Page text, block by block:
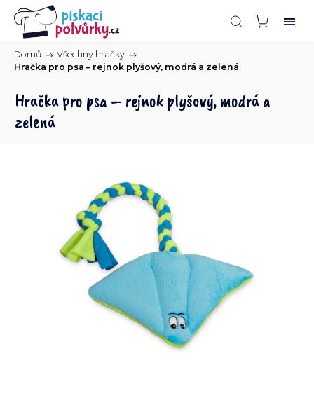
Domů / Všechny hračky /
Hračka pro psa – rejnok plyšový, modrá a zelená
Hračka pro psa – rejnok plyšový, modrá a
zelená